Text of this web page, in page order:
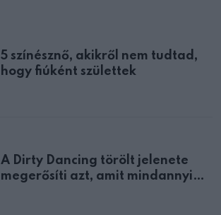
5 színésznő, akikről nem tudtad,
hogy fiúként születtek
A Dirty Dancing törölt jelenete
megerősíti azt, amit mindannyian